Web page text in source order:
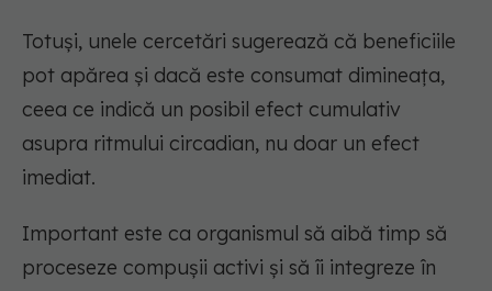
Totuși, unele cercetări sugerează că beneficiile
pot apărea și dacă este consumat dimineața,
ceea ce indică un posibil efect cumulativ
asupra ritmului circadian, nu doar un efect
imediat.
Important este ca organismul să aibă timp să
proceseze compușii activi și să îi integreze în